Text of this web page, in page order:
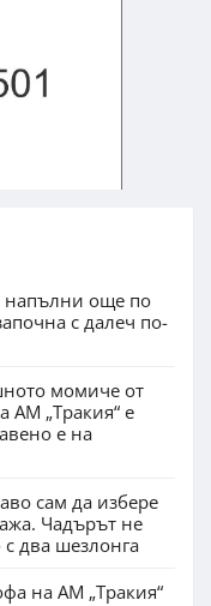
напълни още по
с далеч по-
момиче от
АМ „Тракия“ е
е на
сам да избере
Чадърът не
два шезлонга
на АМ „Тракия“